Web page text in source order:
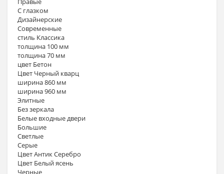
С глазком
Дизайнерские
Современные
стиль Классика
толщина 100 мм
толщина 70 мм
цвет Бетон
Цвет Черный кварц
ширина 860 мм
ширина 960 мм
Элитные
Без зеркала
Белые входные двери
Большие
Светлые
Серые
Цвет Антик Серебро
Цвет Белый ясень
Черные